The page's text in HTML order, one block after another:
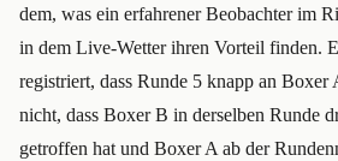
dem, was ein erfahrener Beobachter im
in dem Live-Wetter ihren Vorteil finden.
registriert, dass Runde 5 knapp an Boxer
nicht, dass Boxer B in derselben Runde
getroffen hat und Boxer A ab der